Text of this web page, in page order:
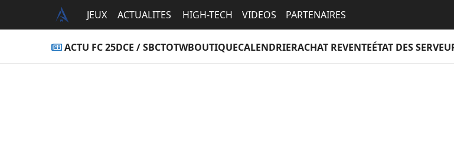
JEUX ACTUALITES HIGH-TECH VIDEOS PARTENAIRES
ACTU FC 25DCE / SBCTOTWBOUTIQUECALENDRIERACHAT REVENTEÉTAT DES